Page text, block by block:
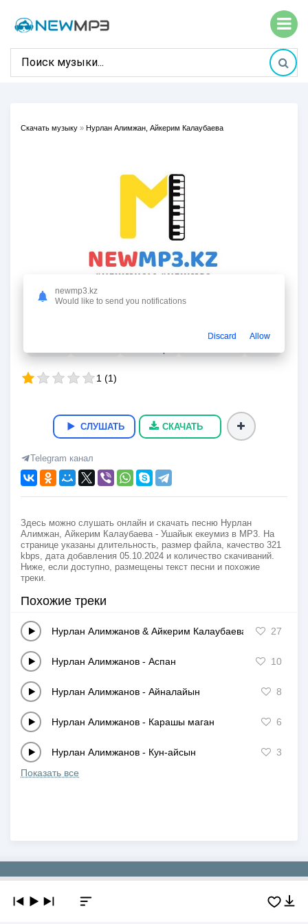
Скачать музыку » Нурлан Алимжан, Айкерим Калаубаева
1 (1)
СЛУШАТЬ СКАЧАТЬ
Telegram канал
Здесь можно слушать онлайн и скачать песню Нурлан
Алимжан, Айкерим Калаубаева - Ушайык екеумиз в MP3. На
странице указаны длительность, размер файла, качество 321
kbps, дата добавления 05.10.2024 и количество скачиваний.
Ниже, если доступно, размещены текст песни и похожие
треки.
Похожие треки
Нурлан Алимжанов & Айкерим Калаубаева Рас па
27
Нурлан Алимжанов - Аспан 10
Нурлан Алимжанов - Айналайын 8
Нурлан Алимжанов - Карашы маган 6
Нурлан Алимжанов - Кун-айсын
3
Показать все
newmp3.kz
Would like to send you notifications
Discard Allow